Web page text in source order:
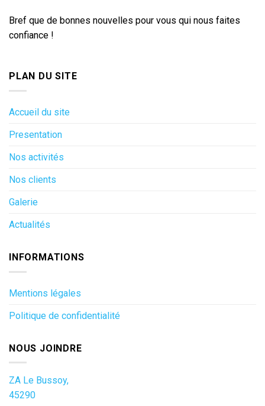
Bref que de bonnes nouvelles pour vous qui nous faites
confiance !
PLAN DU SITE
Accueil du site
Presentation
Nos activités
Nos clients
Galerie
Actualités
INFORMATIONS
Mentions légales
Politique de confidentialité
NOUS JOINDRE
ZA Le Bussoy,
45290